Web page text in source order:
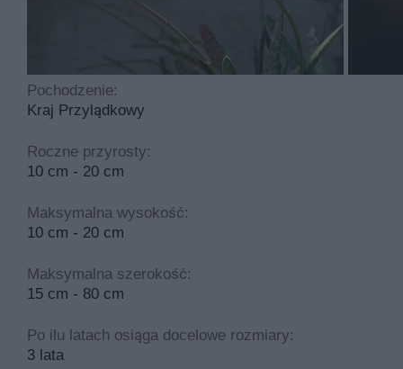
Pochodzenie:
Kraj Przylądkowy
Roczne przyrosty:
10 cm - 20 cm
Maksymalna wysokość:
10 cm - 20 cm
Maksymalna szerokość:
15 cm - 80 cm
Po ilu latach osiąga docelowe rozmiary:
3 lata